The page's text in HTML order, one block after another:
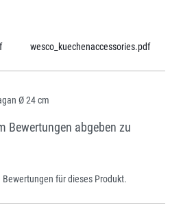
wesco_kuechenaccessories.pdf
Ø 24 cm
Bewertungen abgeben zu
für dieses Produkt.